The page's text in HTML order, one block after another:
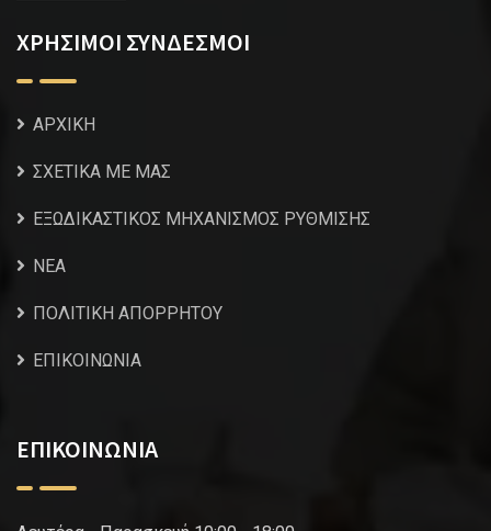
ΧΡΗΣΙΜΟΙ ΣΥΝΔΕΣΜΟΙ
ΑΡΧΙΚΗ
ΣΧΕΤΙΚΑ ΜΕ ΜΑΣ
ΕΞΩΔΙΚΑΣΤΙΚΟΣ ΜΗΧΑΝΙΣΜΟΣ ΡΥΘΜΙΣΗΣ
NEA
ΠΟΛΙΤΙΚΗ ΑΠΟΡΡΗΤΟΥ
ΕΠΙΚΟΙΝΩΝΙΑ
ΕΠΙΚΟΙΝΩΝΙΑ